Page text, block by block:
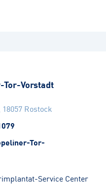
Vorstadt
18057 Rostock
Tor-
Service Center